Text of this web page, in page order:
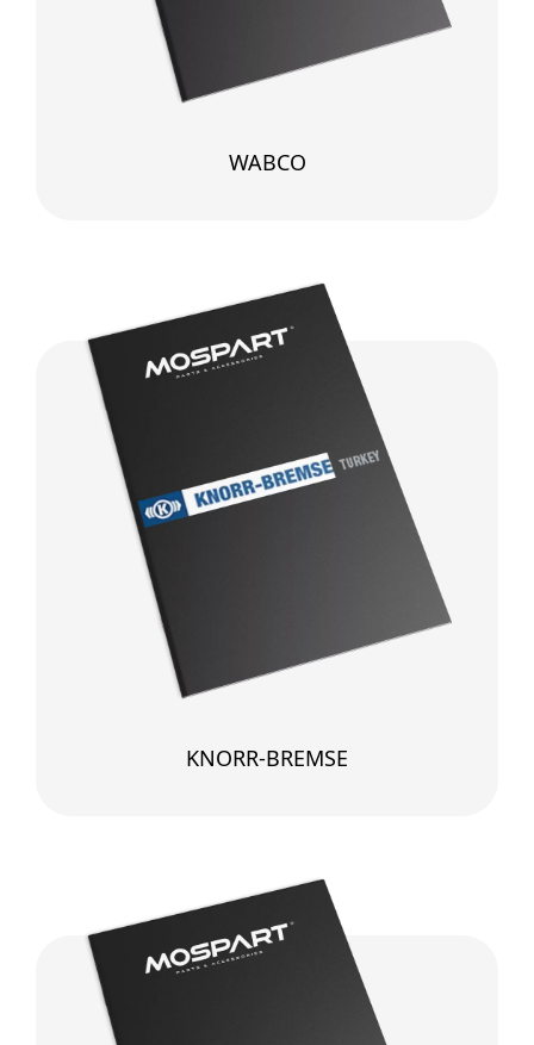
WABCO
KNORR-BREMSE